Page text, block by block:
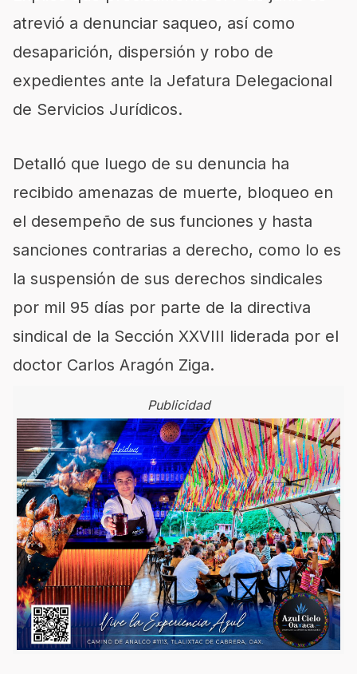
atrevió a denunciar saqueo, así como
desaparición, dispersión y robo de
expedientes ante la Jefatura Delegacional
de Servicios Jurídicos.
Detalló que luego de su denuncia ha
recibido amenazas de muerte, bloqueo en
el desempeño de sus funciones y hasta
sanciones contrarias a derecho, como lo es
la suspensión de sus derechos sindicales
por mil 95 días por parte de la directiva
sindical de la Sección XXVIII liderada por el
doctor Carlos Aragón Ziga.
Publicidad